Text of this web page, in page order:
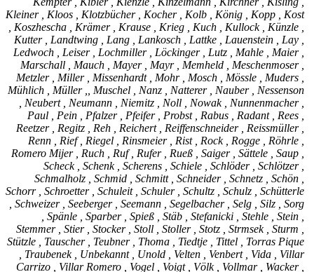
Kleiner , Kloos , Klotzbücher , Kocher , Kolb , König , Kopp , Kost
, Koszhescha , Krämer , Krause , Krieg , Kuch , Kullock , Künzle ,
Kutter , Landtwing , Lang , Lankosch , Lattke , Lauenstein , Lay ,
Ledwoch , Leiser , Lochmiller , Löckinger , Lutz , Mahle , Maier ,
Marschall , Mauch , Mayer , Mayr , Memheld , Meschenmoser ,
Metzler , Miller , Missenhardt , Mohr , Mosch , Mössle , Muders ,
Mühlich , Müller ,, Muschel , Nanz , Natterer , Nauber , Nessenson
, Neubert , Neumann , Niemitz , Noll , Nowak , Nunnenmacher ,
Paul , Pein , Pfalzer , Pfeifer , Probst , Rabus , Radant , Rees ,
Reetzer , Regitz , Reh , Reichert , Reiffenschneider , Reissmüller ,
Renn , Rief , Riegel , Rinsmeier , Rist , Rock , Rogge , Röhrle ,
Romero Mijer , Ruch , Ruf , Rufer , Rueß , Saiger , Sättele , Saup ,
Scheck , Schenk , Scherens , Schiele , Schlöder , Schlötzer ,
Schmalholz , Schmid , Schmitt , Schneider , Schnetz , Schön ,
Schorr , Schroetter , Schuleit , Schuler , Schultz , Schulz , Schütterle
, Schweizer , Seeberger , Seemann , Segelbacher , Selg , Silz , Sorg
, Spänle , Sparber , Spieß , Stäb , Stefanicki , Stehle , Stein ,
Stemmer , Stier , Stocker , Stoll , Stoller , Stotz , Strmsek , Sturm ,
Stützle , Tauscher , Teubner , Thoma , Tiedtje , Tittel , Torras Pique
, Traubenek , Unbekannt , Unold , Velten , Venbert , Vida , Villar
Carrizo , Villar Romero , Vogel , Voigt , Völk , Vollmar , Wacker ,